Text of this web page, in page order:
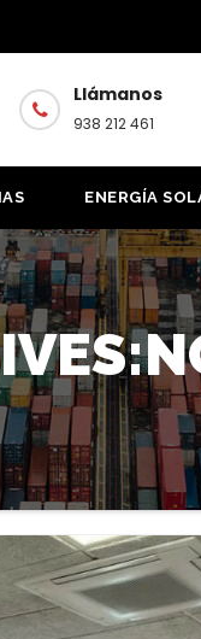
Llámanos
938 212 461
ENERGÍA